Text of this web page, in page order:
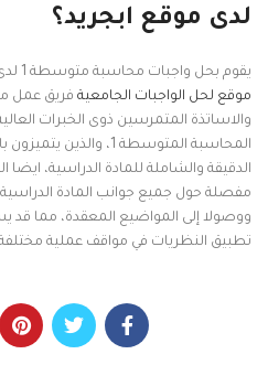
لدى موقع ابجريد؟
يقوم بحل واجبات محاسبة متوسطة 1 لدى موقع ابجريد الذي هو
موقع لحل الواجبات الجامعية فريق عمل
والاساتذة المتمرسين ذوى الخبرات
المحاسبة المتوسطة 1،
الدقيقة والشاملة للمادة الدراسية،
مفصلة حول جميع جوانب المادة
ووصولا إلى المواضيع المعقدة، مما قد
تطبيق النظريات في مواقف عملية